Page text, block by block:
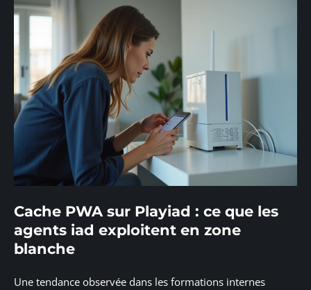
Cache PWA sur Playiad : ce que les
agents iad exploitent en zone
blanche
Une tendance observée dans les formations internes